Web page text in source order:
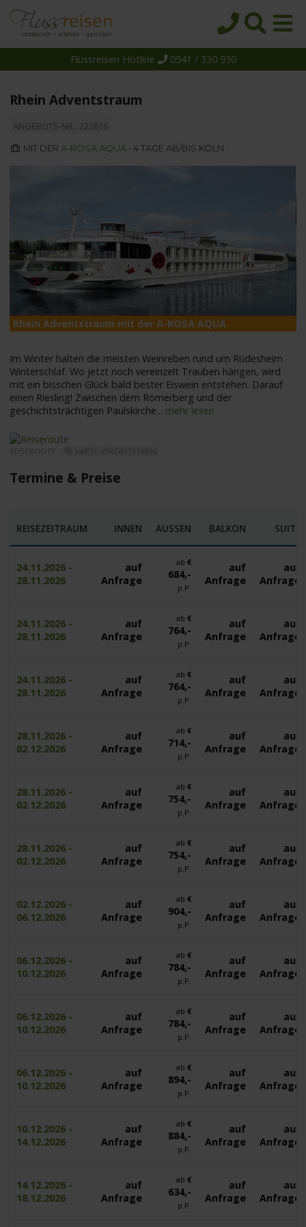
Wissen
Suche
Flussreisen Hotline 0541 / 330 930
Rhein Adventstraum
ANGEBOTS-NR.: 222816
MIT DER A-ROSA AQUA• 4 TAGE AB/BIS KÖLN
Rhein Adventstraum mit der A-ROSA AQUA
Im Winter halten die meisten Weinreben rund um Rüdesheim
Winterschlaf. Wo jetzt noch vereinzelt Trauben hängen, wird
mit ein bisschen Glück bald bester Eiswein entstehen. Darauf
einen Riesling! Zwischen dem Römerberg und der
geschichtsträchtigen Paulskirche... mehr lesen
REISEROUTE -
Termine & Preise
REISEZEITRAUM INNEN AUSSEN BALKON SUITE
24.11.2026 -
28.11.2026
auf
Anfrage
ab€
684,-
p.P.
auf
Anfrage
auf
Anfrage
24.11.2026 -
28.11.2026
auf
Anfrage
ab€
764,-
p.P.
auf
Anfrage
auf
Anfrage
24.11.2026 -
28.11.2026
auf
Anfrage
ab€
764,-
p.P.
auf
Anfrage
auf
Anfrage
28.11.2026 -
02.12.2026
auf
Anfrage
ab€
714,-
p.P.
auf
Anfrage
auf
Anfrage
28.11.2026 -
02.12.2026
auf
Anfrage
ab€
754,-
p.P.
auf
Anfrage
auf
Anfrage
28.11.2026 -
02.12.2026
auf
Anfrage
ab€
754,-
p.P.
auf
Anfrage
auf
Anfrage
02.12.2026 -
06.12.2026
auf
Anfrage
ab€
904,-
p.P.
auf
Anfrage
auf
Anfrage
06.12.2026 -
10.12.2026
auf
Anfrage
ab€
784,-
p.P.
auf
Anfrage
auf
Anfrage
06.12.2026 -
10.12.2026
auf
Anfrage
ab€
784,-
p.P.
auf
Anfrage
auf
Anfrage
06.12.2026 -
10.12.2026
auf
Anfrage
ab€
894,-
p.P.
auf
Anfrage
auf
Anfrage
10.12.2026 -
14.12.2026
auf
Anfrage
ab€
884,-
p.P.
auf
Anfrage
auf
Anfrage
14.12.2026 -
18.12.2026
auf
Anfrage
ab€
634,-
p.P.
auf
Anfrage
auf
Anfrage